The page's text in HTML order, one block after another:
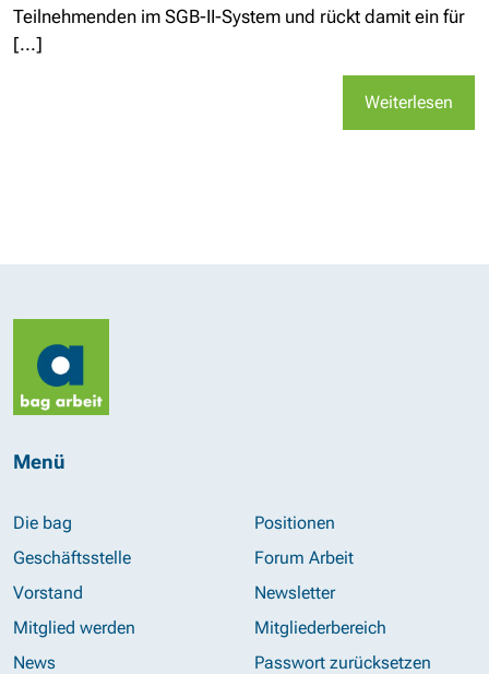
Teilnehmenden im SGB-II-System und rückt damit ein für
[...]
Weiterlesen
Menü
Die bag
Geschäftsstelle
Vorstand
Mitglied werden
News
Positionen
Forum Arbeit
Newsletter
Mitgliederbereich
Passwort zurücksetzen